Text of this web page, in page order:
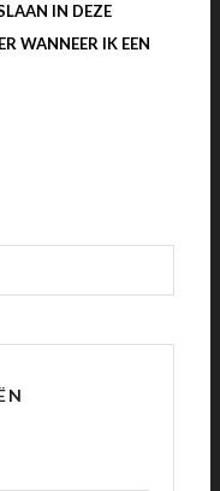
IN DEZE
WANNEER IK EEN